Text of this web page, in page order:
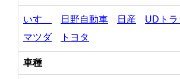
いすゞ 日野自動車 日産
UDトラ
マツダ
トヨタ
車種